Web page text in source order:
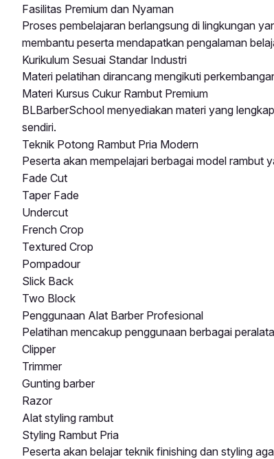
Fasilitas Premium dan Nyaman
Proses pembelajaran berlangsung di lingkungan
membantu peserta mendapatkan pengalaman
Kurikulum Sesuai Standar Industri
Materi pelatihan dirancang mengikuti
Materi Kursus Cukur Rambut Premium
BLBarberSchool menyediakan materi yang
sendiri.
Teknik Potong Rambut Pria Modern
Peserta akan mempelajari berbagai model rambut
Fade Cut
Taper Fade
Undercut
French Crop
Textured Crop
Pompadour
Slick Back
Two Block
Penggunaan Alat Barber Profesional
Pelatihan mencakup penggunaan berbagai
Clipper
Trimmer
Gunting barber
Razor
Alat styling rambut
Styling Rambut Pria
Peserta akan belajar teknik finishing dan styling